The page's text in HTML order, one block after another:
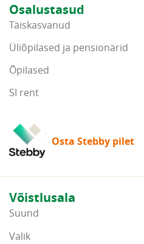
Osalustasud
Täiskasvanud
Üliõpilased ja pensionärid
Õpilased
SI rent
Osta Stebby pilet
Võistlusala
Suund
Valik